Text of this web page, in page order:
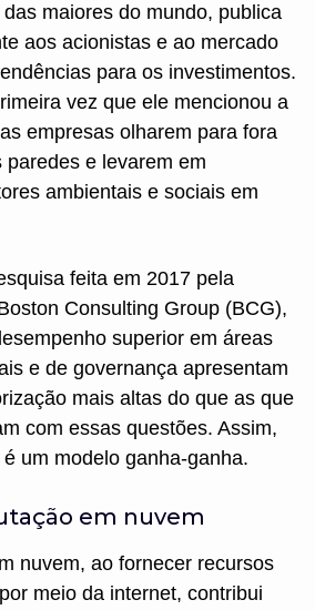
maiores do mundo, publica
aos acionistas e ao mercado
para os investimentos.
vez que ele mencionou a
empresas olharem para fora
paredes e levarem em
ambientais e sociais em
feita em 2017 pela
Consulting Group (BCG),
superior em áreas
e de governança apresentam
mais altas do que as que
com essas questões. Assim,
um modelo ganha-ganha.
em nuvem
nuvem, ao fornecer recursos
meio da internet, contribui